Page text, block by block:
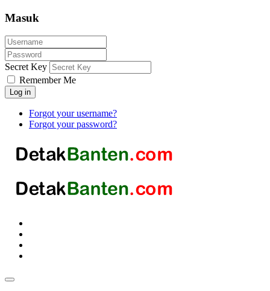
Masuk
Secret Key
Remember Me
Log in
Forgot your username?
Forgot your password?